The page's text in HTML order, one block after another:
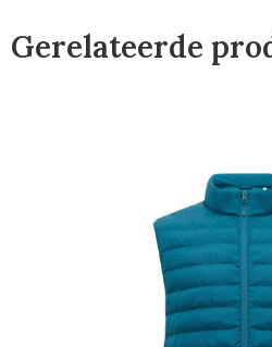
Gerelateerde